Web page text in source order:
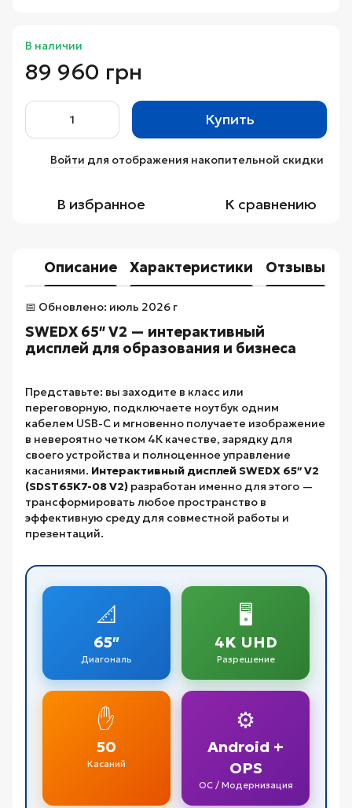
В наличии
89 960 грн
Купить
Войти для отображения накопительной скидки
В избранное К сравнению
Описание Характеристики Отзывы
📅 Обновлено: июль 2026 г
SWEDX 65″ V2 — интерактивный
дисплей для образования и бизнеса
Представьте: вы заходите в класс или
переговорную, подключаете ноутбук одним
кабелем USB-C и мгновенно получаете изображение
в невероятно четком 4К качестве, зарядку для
своего устройства и полноценное управление
касаниями. Интерактивный дисплей SWEDX 65″ V2
(SDST65K7-08 V2) разработан именно для этого —
трансформировать любое пространство в
эффективную среду для совместной работы и
презентаций.
📐
65″
Диагональ
🖥️
4K UHD
Разрешение
✋
50
Касаний
⚙️
Android +
OPS
ОС / Модернизация